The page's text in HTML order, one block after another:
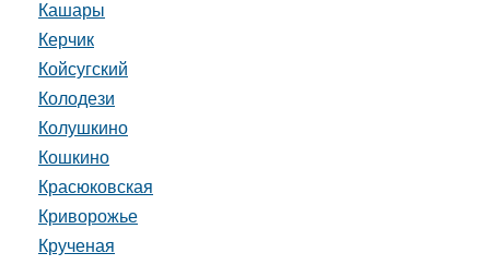
Кашары
Керчик
Койсугский
Колодези
Колушкино
Кошкино
Красюковская
Криворожье
Крученая